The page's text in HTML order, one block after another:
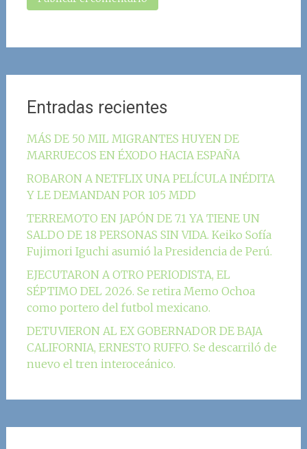
Entradas recientes
MÁS DE 50 MIL MIGRANTES HUYEN DE
MARRUECOS EN ÉXODO HACIA ESPAÑA
ROBARON A NETFLIX UNA PELÍCULA INÉDITA
Y LE DEMANDAN POR 105 MDD
TERREMOTO EN JAPÓN DE 7.1 YA TIENE UN
SALDO DE 18 PERSONAS SIN VIDA. Keiko Sofía
Fujimori Iguchi asumió la Presidencia de Perú.
EJECUTARON A OTRO PERIODISTA, EL
SÉPTIMO DEL 2026. Se retira Memo Ochoa
como portero del futbol mexicano.
DETUVIERON AL EX GOBERNADOR DE BAJA
CALIFORNIA, ERNESTO RUFFO. Se descarriló de
nuevo el tren interoceánico.